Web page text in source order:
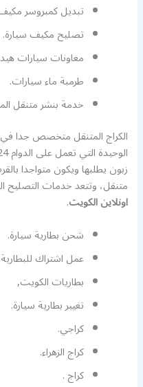
تبديل كمبروسر
تصليح مكيف سيارة.
معاونات سيارات
طرمبة ماء سيارات.
خدمة بنشر متنقل
الكراج المتنقل متخصص جدا
زبون يطلبها ويكون متواجدا
متنقل، وتتعد خدمات
اونلاين الكويت.
شحن بطارية سيارة.
عمل اشتراك للبطارية.
بطاريات الكويت,
تغيير بطارية سيارة.
كراجي.
كراج الزهراء.
كراج .